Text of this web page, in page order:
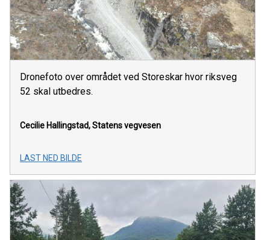
Dronefoto over området ved Storeskar hvor riksveg
52 skal utbedres.
Cecilie Hallingstad, Statens vegvesen
LAST NED BILDE